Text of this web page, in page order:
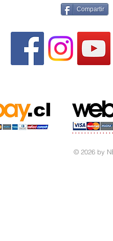
Compartir
© 2026 by